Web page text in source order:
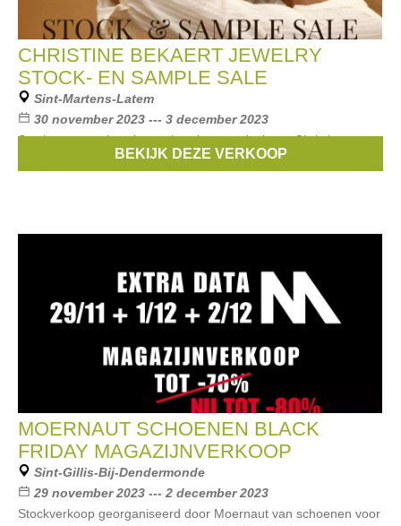
CHRISTINE BEKAERT JEWELRY
STOCK- EN SAMPLE SALE
Sint-Martens-Latem
30 november 2023 --- 3 december 2023
Stock- en sample sale van juwelen van designer Christine
Bekaert. Er is parking beschikbaar.
BEKIJK DEZE VERKOOP
MOERNAUT SCHOENEN BLACK
FRIDAY MAGAZIJNVERKOOP
Sint-Gillis-Bij-Dendermonde
29 november 2023 --- 2 december 2023
Stockverkoop georganiseerd door Moernaut van schoenen voor